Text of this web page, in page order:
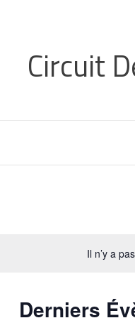
Circuit
Il n’y a
Derniers